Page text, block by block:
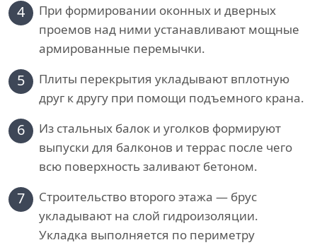
4
При формировании оконных и дверных
проемов над ними устанавливают мощные
армированные перемычки.
5
Плиты перекрытия укладывают вплотную
друг к другу при помощи подъемного крана.
6
Из стальных балок и уголков формируют
выпуски для балконов и террас после чего
всю поверхность заливают бетоном.
7
Строительство второго этажа — брус
укладывают на слой гидроизоляции.
Укладка выполняется по периметру